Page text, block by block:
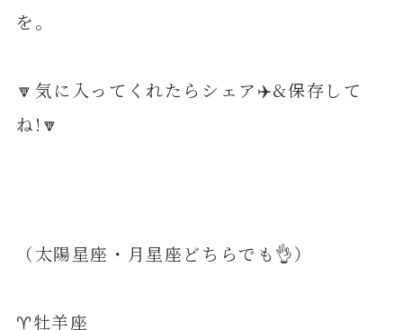
を。
🔽気に入ってくれたらシェア✈️&保存して
ね!🔽
（太陽星座・月星座どちらでも👌）
♈️牡羊座